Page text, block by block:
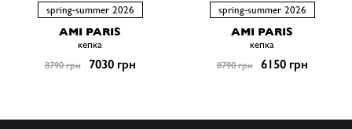
spring-summer 2026
AMI PARIS
кепка
8790 грн 7030 грн
spring-summer 2026
AMI PARIS
кепка
8790 грн 6150 грн